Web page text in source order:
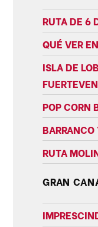
RUTA DE 6
QUÉ VER
ISLA DE
POP CORN
RUTA
GRAN